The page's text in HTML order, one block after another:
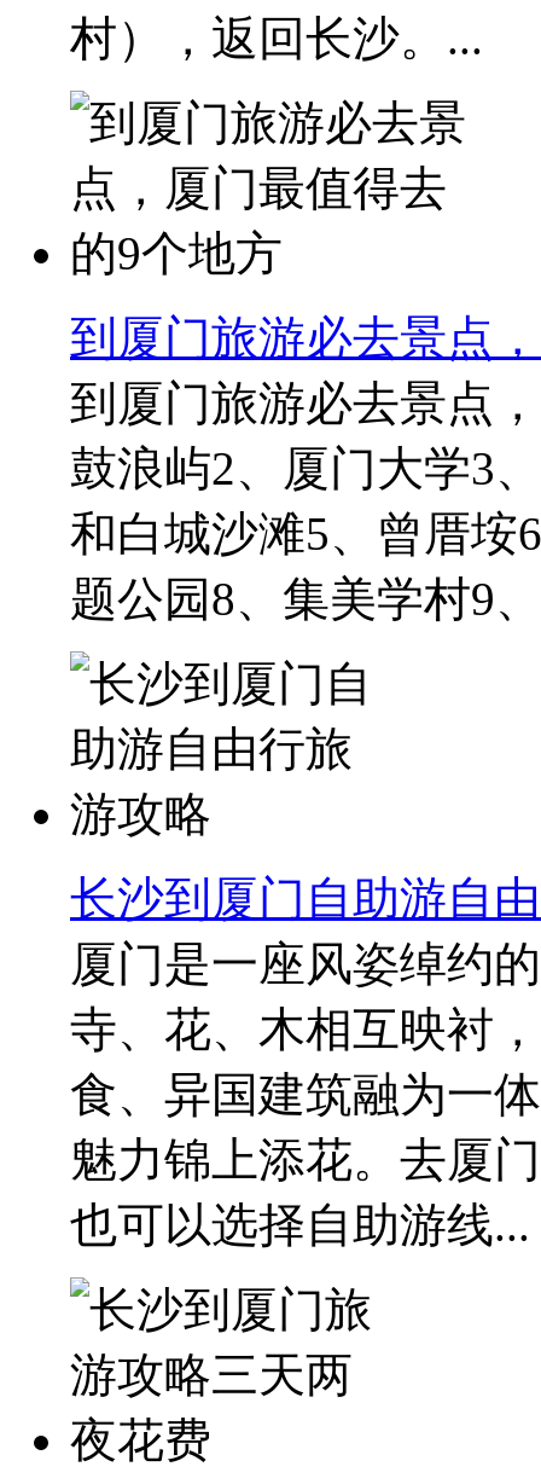
村），返回长沙。...
到厦门旅游必去景点
到厦门旅游必去景点
鼓浪屿2、厦门大学3
和白城沙滩5、曾厝垵
题公园8、集美学村9
长沙到厦门自助游自
厦门是一座风姿绰约
寺、花、木相互映衬
食、异国建筑融为一
魅力锦上添花。去厦
也可以选择自助游线...